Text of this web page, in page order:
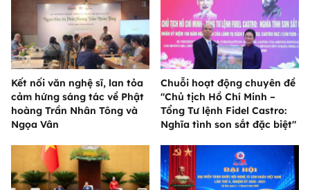
Kết nối văn nghệ sĩ, lan tỏa
cảm hứng sáng tác về Phật
hoàng Trần Nhân Tông và
Ngọa Vân
Chuỗi hoạt động chuyên đề
"Chủ tịch Hồ Chí Minh –
Tổng Tư lệnh Fidel Castro:
Nghĩa tình son sắt đặc biệt"